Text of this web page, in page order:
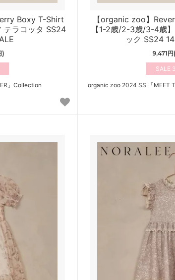
Boxy T-Shirt
テラコッタ SS24
)
」Collection
【organic zoo】
【1-2歳/2-3歳/3-4歳
ック SS24
9,471
organic zoo 2024 SS 「MEET